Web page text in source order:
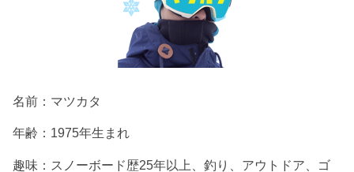
名前：マツカタ
年齢：1975年生まれ
趣味：スノーボード歴25年以上、釣り、アウトドア、ゴ